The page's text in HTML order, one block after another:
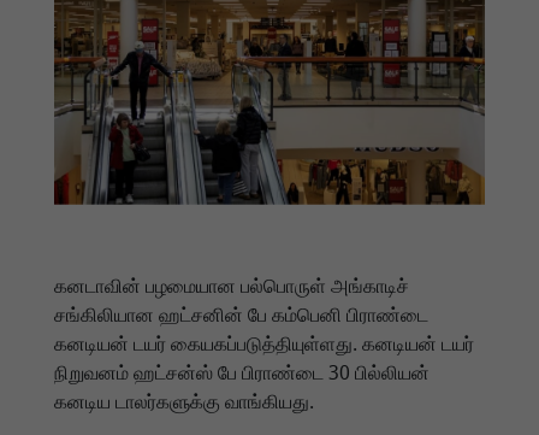
கனடாவின் பழமையான பல்பொருள் அங்காடிச்
சங்கிலியான ஹட்சனின் பே கம்பெனி பிராண்டை
கனடியன் டயர் கையகப்படுத்தியுள்ளது. கனடியன் டயர்
நிறுவனம் ஹட்சன்ஸ் பே பிராண்டை 30 பில்லியன்
கனடிய டாலர்களுக்கு வாங்கியது.